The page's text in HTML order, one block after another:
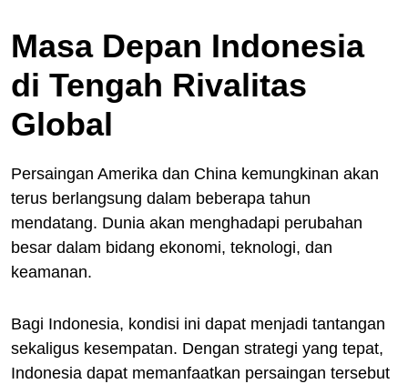
Masa Depan Indonesia
di Tengah Rivalitas
Global
Persaingan Amerika dan China kemungkinan akan
terus berlangsung dalam beberapa tahun
mendatang. Dunia akan menghadapi perubahan
besar dalam bidang ekonomi, teknologi, dan
keamanan.
Bagi Indonesia, kondisi ini dapat menjadi tantangan
sekaligus kesempatan. Dengan strategi yang tepat,
Indonesia dapat memanfaatkan persaingan tersebut